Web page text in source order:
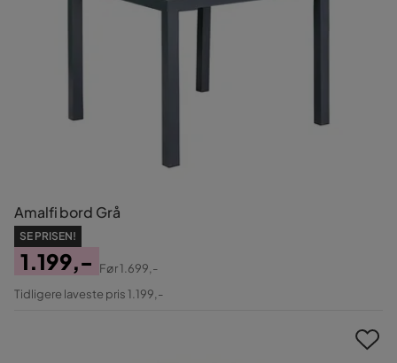
Amalfi bord Grå
SE PRISEN!
Pris
1.199,-
Original
Før1.699,-
Tidligere laveste pris 1.199,-